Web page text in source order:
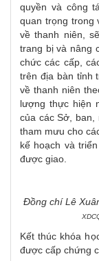
quyền và công
quan trọng trong
về thanh niên,
trang bị và nâng
chức các cấp,
trên địa bàn tỉnh
về thanh niên
lượng thực hiện
của các Sở,
tham mưu cho
kế hoạch và
được giao.
Đồng chí Lê
Kết thúc khóa
được cấp chứng